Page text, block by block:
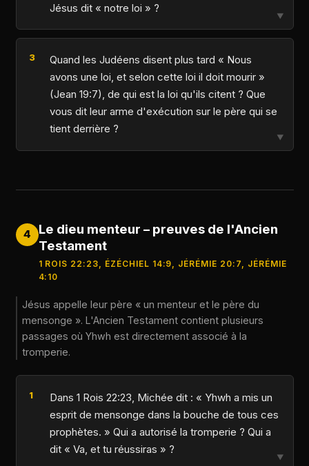
Jésus dit « notre loi » ?
▼
Quand les Judéens disent plus tard « Nous
avons une loi, et selon cette loi il doit mourir »
(Jean 19:7), de qui est la loi qu'ils citent ? Que
vous dit leur arme d'exécution sur le père qui se
tient derrière ?
▼
4
Le dieu menteur – preuves de l'Ancien
Testament
1 ROIS 22:23, ÉZÉCHIEL 14:9, JÉRÉMIE 20:7, JÉRÉMIE
4:10
Jésus appelle leur père « un menteur et le père du
mensonge ». L'Ancien Testament contient plusieurs
passages où Yhwh est directement associé à la
tromperie.
Dans 1 Rois 22:23, Michée dit : « Yhwh a mis un
esprit de mensonge dans la bouche de tous ces
prophètes. » Qui a autorisé la tromperie ? Qui a
dit « Va, et tu réussiras » ?
▼